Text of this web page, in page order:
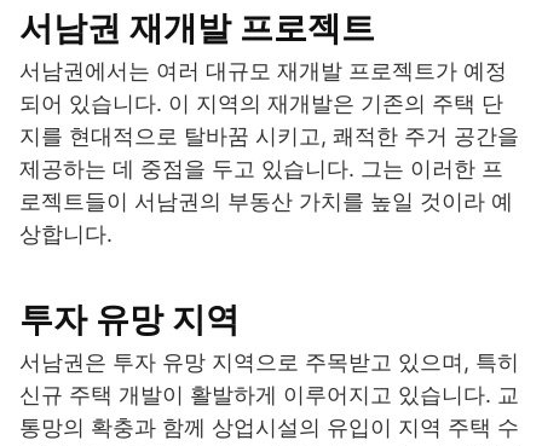
서남권 재개발 프로젝트
서남권에서는 여러 대규모 재개발 프로젝트가 예정
되어 있습니다. 이 지역의 재개발은 기존의 주택 단
지를 현대적으로 탈바꿈 시키고, 쾌적한 주거 공간을
제공하는 데 중점을 두고 있습니다. 그는 이러한 프
로젝트들이 서남권의 부동산 가치를 높일 것이라 예
상합니다.
투자 유망 지역
서남권은 투자 유망 지역으로 주목받고 있으며, 특히
신규 주택 개발이 활발하게 이루어지고 있습니다. 교
통망의 확충과 함께 상업시설의 유입이 지역 주택 수